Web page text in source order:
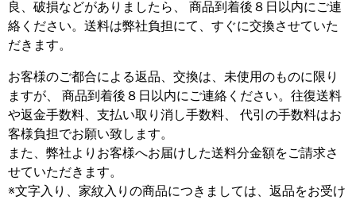
良、破損などがありましたら、 商品到着後８日以内にご連
絡ください。送料は弊社負担にて、すぐに交換させていた
だきます。
お客様のご都合による返品、交換は、未使用のものに限り
ますが、
商品到着後８日以内にご連絡ください。往復送料
や返金手数料、支払い取り消し手数料、 代引の手数料はお
客様負担でお願い致します。
また、弊社よりお客様へお届けした送料分金額をご請求さ
せていただきます。
※文字入り、家紋入りの商品につきましては、返品をお受け